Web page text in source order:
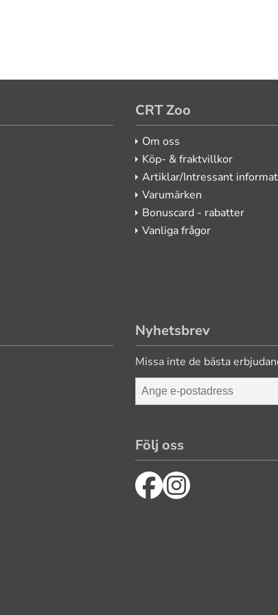
CRT Zoo
Om oss
Köp- & fraktvillkor
Artiklar/Intressant
Varumärken
Bonuscard - rabatter
Vanliga frågor
Nyhetsbrev
Missa inte de bästa
Följ oss